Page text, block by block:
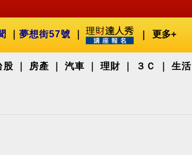
夢想街57號 更多+
股 房產 汽車 理財 ３Ｃ 生活